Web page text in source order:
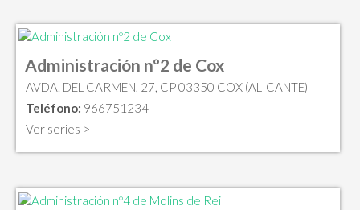
Administración nº2 de Cox
AVDA. DEL CARMEN, 27, CP 03350 COX (ALICANTE)
Teléfono: 966751234
Ver series >